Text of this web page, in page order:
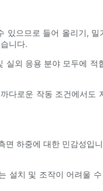
으므로 들어 올리기,
니다.
외 응용 분야 모두에
다로운 작동 조건에서도
하중에 대한 민감성입
설치 및 조작이 어려울